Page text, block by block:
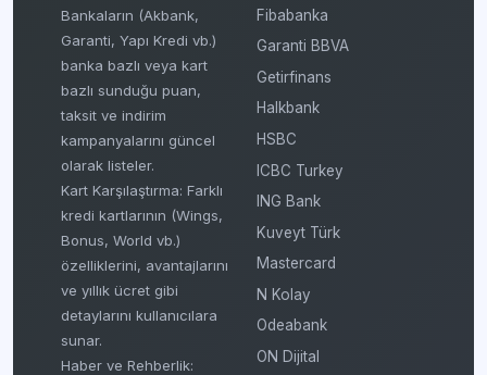
Bankaların (Akbank,
Garanti, Yapı Kredi vb.)
banka bazlı veya kart
bazlı sunduğu puan,
taksit ve indirim
kampanyalarını güncel
olarak listeler.
Kart Karşılaştırma: Farklı
kredi kartlarının (Wings,
Bonus, World vb.)
özelliklerini, avantajlarını
ve yıllık ücret gibi
detaylarını kullanıcılara
sunar.
Haber ve Rehberlik:
Fibabanka
Garanti BBVA
Getirfinans
Halkbank
HSBC
ICBC Turkey
ING Bank
Kuveyt Türk
Mastercard
N Kolay
Odeabank
ON Dijital